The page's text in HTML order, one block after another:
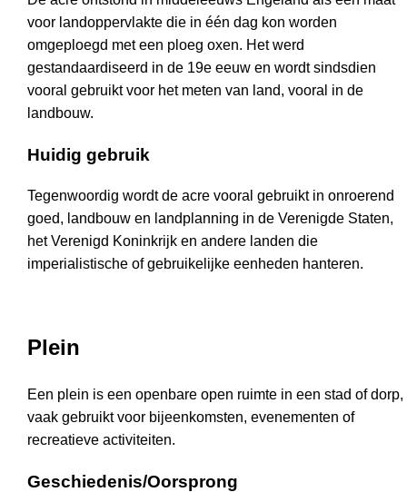
voor landoppervlakte die in één dag kon worden
omgeploegd met een ploeg oxen. Het werd
gestandaardiseerd in de 19e eeuw en wordt sindsdien
vooral gebruikt voor het meten van land, vooral in de
landbouw.
Huidig gebruik
Tegenwoordig wordt de acre vooral gebruikt in onroerend
goed, landbouw en landplanning in de Verenigde Staten,
het Verenigd Koninkrijk en andere landen die
imperialistische of gebruikelijke eenheden hanteren.
Plein
Een plein is een openbare open ruimte in een stad of dorp,
vaak gebruikt voor bijeenkomsten, evenementen of
recreatieve activiteiten.
Geschiedenis/Oorsprong